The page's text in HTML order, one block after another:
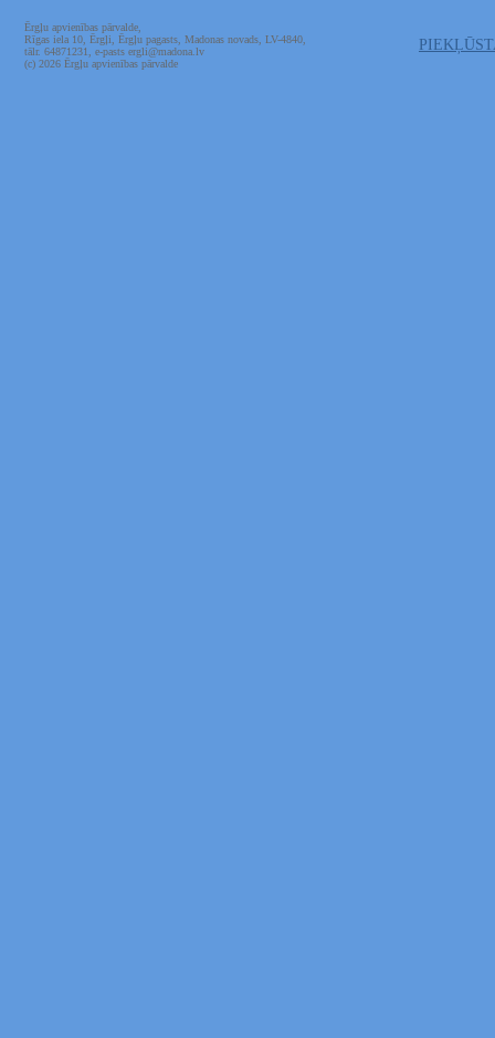
Ērgļu apvienības pārvalde,
Rīgas iela 10, Ērgļi, Ērgļu pagasts, Madonas novads, LV-4840,
tālr. 64871231, e-pasts ergli@madona.lv
(c) 2026 Ērgļu apvienības pārvalde